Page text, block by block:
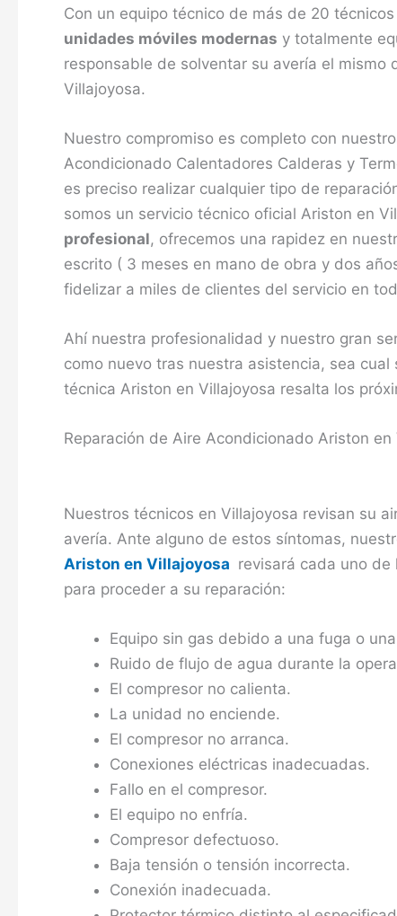
Con un equipo técnico de más de 20
unidades móviles modernas y totalmente
responsable de solventar su avería el mismo
Villajoyosa.
Nuestro compromiso es completo con
Acondicionado Calentadores Calderas y
es preciso realizar cualquier tipo de
somos un servicio técnico oficial Ariston en
profesional, ofrecemos una rapidez en
escrito ( 3 meses en mano de obra y dos
fidelizar a miles de clientes del servicio en
Ahí nuestra profesionalidad y nuestro gran
como nuevo tras nuestra asistencia, sea
técnica Ariston en Villajoyosa resalta los
Reparación de Aire Acondicionado Ariston en
Nuestros técnicos en Villajoyosa revisan su
avería. Ante alguno de estos síntomas,
Ariston en Villajoyosa revisará cada uno
para proceder a su reparación:
Equipo sin gas debido a una fuga o
Ruido de flujo de agua durante la
El compresor no calienta.
La unidad no enciende.
El compresor no arranca.
Conexiones eléctricas inadecuadas.
Fallo en el compresor.
El equipo no enfría.
Compresor defectuoso.
Baja tensión o tensión incorrecta.
Conexión inadecuada.